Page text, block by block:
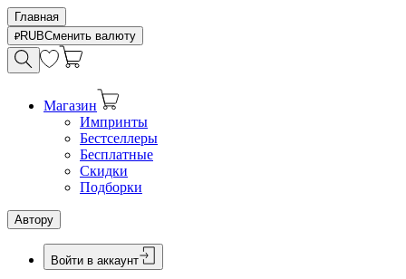
Главная
RUBСменить валюту
Магазин
Импринты
Бестселлеры
Бесплатные
Скидки
Подборки
Автору
Войти в аккаунт